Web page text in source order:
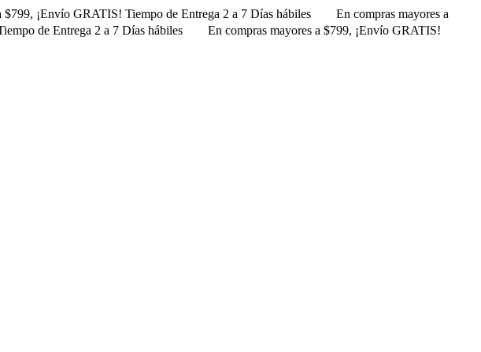
¡Envío GRATIS! ㅤㅤTiempo de Entrega 2 a 7 Días hábiles
En compras mayores a
de Entrega 2 a 7 Días hábiles
En compras mayores a $799, ¡Envío GRATIS! ㅤㅤ